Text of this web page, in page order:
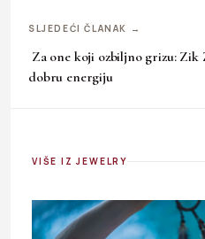
SLJEDEĆI ČLANAK →
Za one koji ozbiljno grizu: Zik
dobru energiju
VIŠE IZ JEWELRY